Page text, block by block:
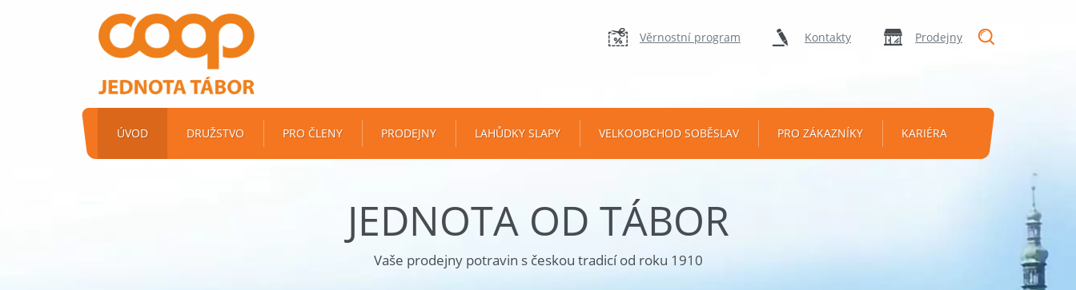
Věrnostní program Kontakty Prodejny
ÚVOD DRUŽSTVO PRO ČLENY PRODEJNY LAHŮDKY SLAPY VELKOOBCHOD SOBĚSLAV PRO ZÁKAZNÍKY KARIÉRA
JEDNOTA OD TÁBOR
Vaše prodejny potravin s českou tradicí od roku 1910